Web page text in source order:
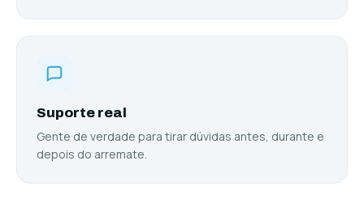
Suporte real
Gente de verdade para tirar dúvidas antes, durante e
depois do arremate.